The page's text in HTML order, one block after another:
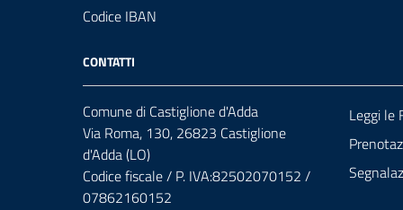
Codice IBAN
CONTATTI
Comune di Castiglione d'Adda
Via Roma, 130, 26823 Castiglione
d'Adda (LO)
Codice fiscale / P. IVA:82502070152 /
07862160152
Leggi le